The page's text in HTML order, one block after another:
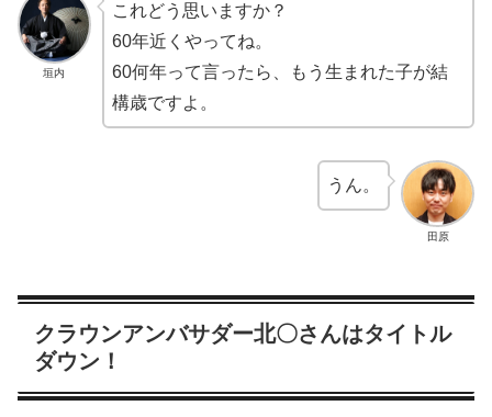
垣内
これどう思いますか？
60年近くやってね。
60何年って言ったら、もう生まれた子が結
構歳ですよ。
田原
うん。
クラウンアンバサダー北〇さんはタイトル
ダウン！